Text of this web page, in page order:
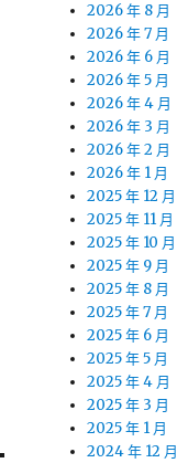
2026 年 8 月
2026 年 7 月
2026 年 6 月
2026 年 5 月
2026 年 4 月
2026 年 3 月
2026 年 2 月
2026 年 1 月
2025 年 12 月
2025 年 11 月
2025 年 10 月
2025 年 9 月
2025 年 8 月
2025 年 7 月
2025 年 6 月
2025 年 5 月
2025 年 4 月
2025 年 3 月
2025 年 1 月
2024 年 12 月